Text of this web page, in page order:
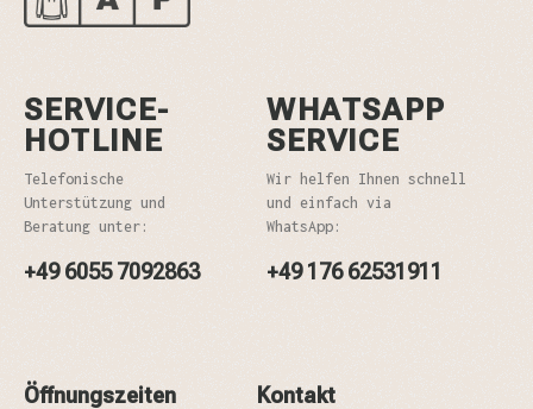
SERVICE-
HOTLINE
Telefonische
Unterstützung und
Beratung unter:
+49 6055 7092863
WHATSAPP
SERVICE
Wir helfen Ihnen schnell
und einfach via
WhatsApp:
+49 176 62531911
Öffnungszeiten Kontakt